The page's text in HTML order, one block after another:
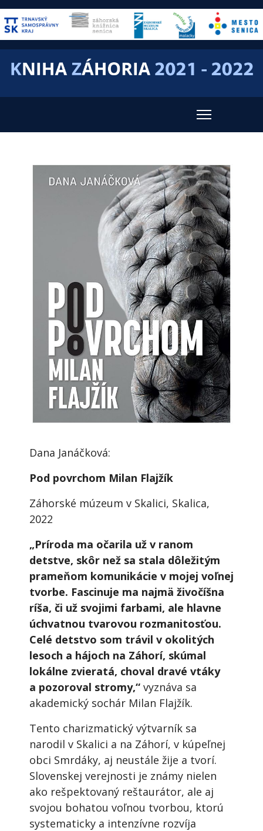
Dana Janáčková:
Pod povrchom Milan Flajžík
Záhorské múzeum v Skalici, Skalica,
2022
„Príroda ma očarila už v ranom
detstve, skôr než sa stala dôležitým
prameňom komunikácie v mojej voľnej
tvorbe. Fascinuje ma najmä živočíšna
ríša, či už svojimi farbami, ale hlavne
úchvatnou tvarovou rozmanitosťou.
Celé detstvo som trávil v okolitých
lesoch a hájoch na Záhorí, skúmal
lokálne zvieratá, choval dravé vtáky
a pozoroval stromy,“ vyznáva sa
akademický sochár Milan Flajžík.
Tento charizmatický výtvarník sa
narodil v Skalici a na Záhorí, v kúpeľnej
obci Smrdáky, aj neustále žije a tvorí.
Slovenskej verejnosti je známy nielen
ako rešpektovaný reštaurátor, ale aj
svojou bohatou voľnou tvorbou, ktorú
systematicky a intenzívne rozvíja